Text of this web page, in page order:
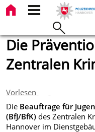
Die
Zentralen
Vorlesen
Die Beauftrage für
(BfJ/BfK) des Zentralen
Hannover im